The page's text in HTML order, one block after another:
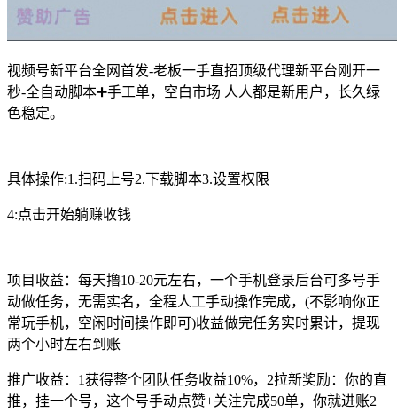
视频号新平台全网首发-老板一手直招顶级代理新平台刚开一
秒-全自动脚本➕手工单，空白市场 人人都是新用户，长久绿
色稳定。
具体操作:1.扫码上号2.下载脚本3.设置权限
4:点击开始躺赚收钱
项目收益：每天撸10-20元左右，一个手机登录后台可多号手
动做任务，无需实名，全程人工手动操作完成，(不影响你正
常玩手机，空闲时间操作即可)收益做完任务实时累计，提现
两个小时左右到账
推广收益：1获得整个团队任务收益10%，2拉新奖励：你的直
推，挂一个号，这个号手动点赞+关注完成50单，你就进账2